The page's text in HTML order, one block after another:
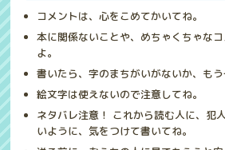
コメントは、心をこめてかいてね。
本に関係ないことや、めちゃくちゃな
よ。
書いたら、字のまちがいがないか、もう
絵文字は使えないので注意してね。
ネタバレ注意！ これから読む人に、犯
いように、気をつけて書いてね。